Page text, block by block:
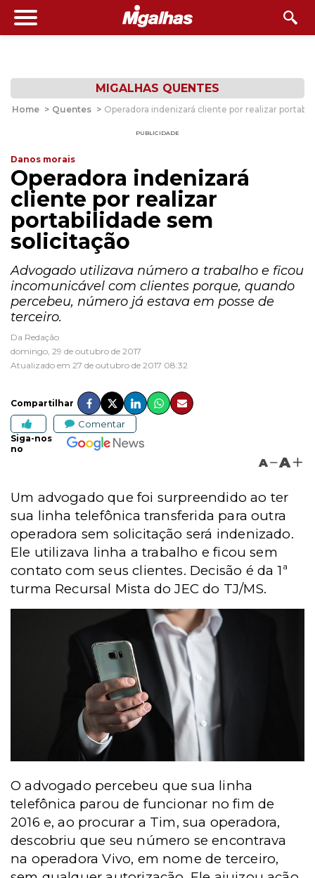
MIGALHAS QUENTES
Home > Quentes > Operadora indenizará cliente por realizar
PUBLICIDADE
Danos morais
Operadora indenizará
cliente por realizar
portabilidade sem
solicitação
Advogado utilizava número a trabalho e ficou
incomunicável com clientes porque, quando
percebeu, número já estava em posse de
terceiro.
Da Redação
domingo, 29 de outubro de 2017
Atualizado em 27 de outubro de 2017 08:32
Compartilhar
Comentar
Siga-nos
no
A A
Um advogado que foi surpreendido ao ter
sua linha telefônica transferida para outra
operadora sem solicitação será indenizado.
Ele utilizava linha a trabalho e ficou sem
contato com seus clientes. Decisão é da 1ª
turma Recursal Mista do JEC do TJ/MS.
O advogado percebeu que sua linha
telefônica parou de funcionar no fim de
2016 e, ao procurar a Tim, sua operadora,
descobriu que seu número se encontrava
na operadora Vivo, em nome de terceiro,